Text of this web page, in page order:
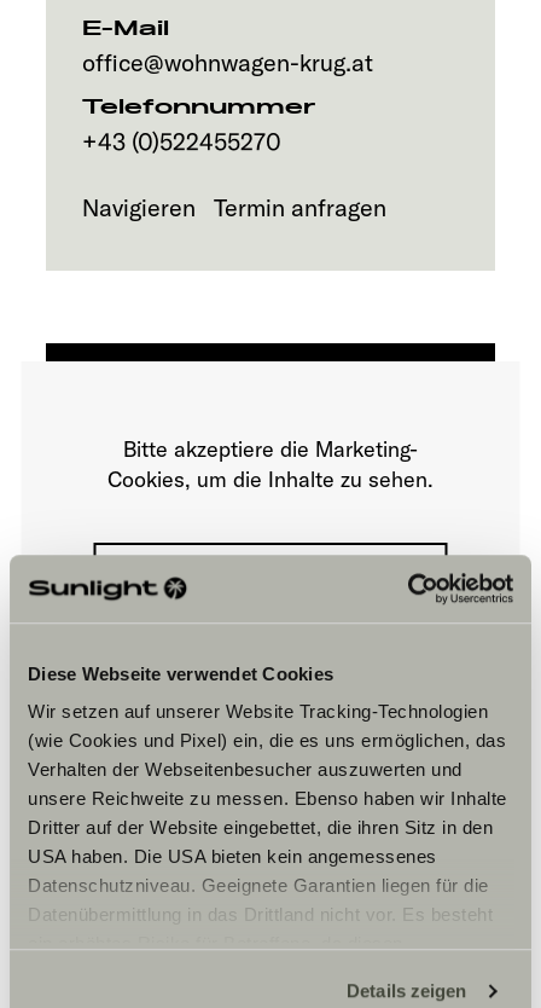
Diese Webseite verwendet Cookies
Wir setzen auf unserer Website Tracking-Technologien
(wie Cookies und Pixel) ein, die es uns ermöglichen, das
Verhalten der Webseitenbesucher auszuwerten und
unsere Reichweite zu messen. Ebenso haben wir Inhalte
Dritter auf der Website eingebettet, die ihren Sitz in den
USA haben. Die USA bieten kein angemessenes
Datenschutzniveau. Geeignete Garantien liegen für die
Datenübermittlung in das Drittland nicht vor. Es besteht
zustehen. Eingesetzte Dienstleister können Daten für
Details zeigen
E-Mail
office@wohnwagen-krug.at
Telefonnummer
+43 (0)522455270
Navigieren Termin anfragen
Öffnungszeiten
FAHRZEUGVERKAUF
Montag – Freitag:
09:00 – 12:00 Uhr
14:00 – 18:00 Uhr
09:00 – 12:00 Uhr
Bitte akzeptiere die Marketing-
Cookies, um die Inhalte zu sehen.